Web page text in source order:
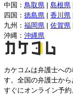
中国 ： 鳥取県 | 島根県
四国 ： 徳島県 | 香川県
九州 ： 福岡県 | 佐賀県
沖縄 ： 沖縄県
カケコムは弁護士へ
す。全国の弁護士から
すぐにオンライン予